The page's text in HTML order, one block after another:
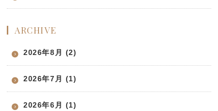
ARCHIVE
2026年8月 (2)
2026年7月 (1)
2026年6月 (1)